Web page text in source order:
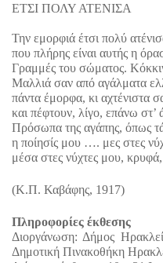
ΕΤΣΙ ΠΟΛΥ ΑΤΕΝΙΣΑ
Την εμορφιά έτσι πολύ
που πλήρης είναι αυτής η
Γραμμές του σώματος.
Μαλλιά σαν από αγάλματα
πάντα έμορφα, κι αχτένιστα
και πέφτουν, λίγο, επάνω
Πρόσωπα της αγάπης, όπως
η ποίησίς μου …. μες στες
μέσα στες νύχτες μου,
(Κ.Π. Καβάφης, 1917)
Πληροφορίες έκθεσης
Διοργάνωση: Δήμος
Δημοτική Πινακοθήκη